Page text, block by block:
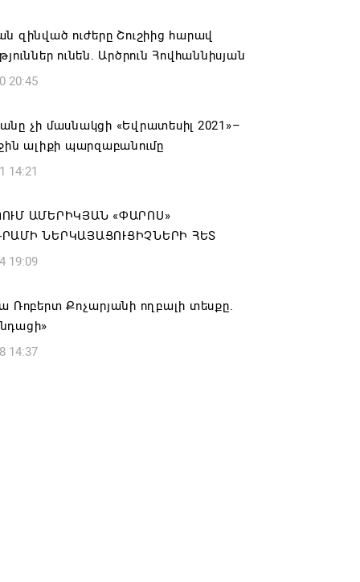
21:25
համաձայնության հասնելուն.
21:17
և Դոնալդ Թրամփը
ընթացքում վերահաստատել
ի կառուցման աշխատանքները մոտ
21:12
զինված ուժերը Շուշիից հարավ
ունեն. Արծրուն Հովհաննիսյան
20:45
չի մասնակցի «Եվրատեսիլ 2021»–
ալիքի պարզաբանումը
14:21
ԱՄԵՐԻԿՅԱՆ «ՓԱՐՈՍ»
ՆԵՐԿԱՅԱՑՈՒՑԻՉՆԵՐԻ ՀԵՏ
19:09
Ռոբերտ Քոչարյանի ողբալի տեսքը.
14:37